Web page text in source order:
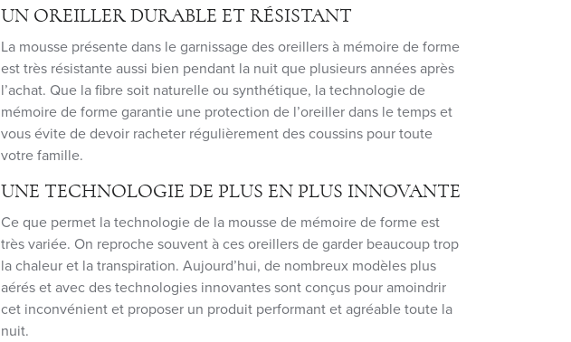
UN OREILLER DURABLE ET RÉSISTANT
La mousse présente dans le garnissage des oreillers à mémoire de forme
est très résistante aussi bien pendant la nuit que plusieurs années après
l’achat. Que la fibre soit naturelle ou synthétique, la technologie de
mémoire de forme garantie une protection de l’oreiller dans le temps et
vous évite de devoir racheter régulièrement des coussins pour toute
votre famille.
UNE TECHNOLOGIE DE PLUS EN PLUS INNOVANTE
Ce que permet la technologie de la mousse de mémoire de forme est
très variée. On reproche souvent à ces oreillers de garder beaucoup trop
la chaleur et la transpiration. Aujourd’hui, de nombreux modèles plus
aérés et avec des technologies innovantes sont conçus pour amoindrir
cet inconvénient et proposer un produit performant et agréable toute la
nuit.